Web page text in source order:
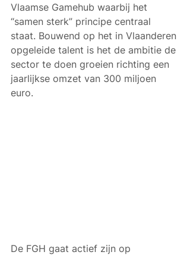
Vlaamse Gamehub waarbij het
“samen sterk” principe centraal
staat. Bouwend op het in Vlaanderen
opgeleide talent is het de ambitie de
sector te doen groeien richting een
jaarlijkse omzet van 300 miljoen
euro.
De FGH gaat actief zijn op